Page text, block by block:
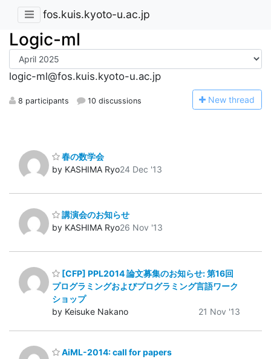
fos.kuis.kyoto-u.ac.jp
Logic-ml
logic-ml@fos.kuis.kyoto-u.ac.jp
8 participants 10 discussions New thread
春の数学会
by KASHIMA Ryo24 Dec '13
講演会のお知らせ
by KASHIMA Ryo26 Nov '13
[CFP] PPL2014 論文募集のお知らせ: 第16回
プログラミングおよびプログラミング言語ワーク
ショップ
by Keisuke Nakano
21 Nov '13
AiML-2014: call for papers